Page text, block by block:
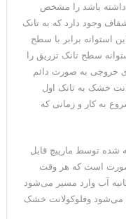
داشته باشد را مشخص
وجود دارد که به تانک
استوانه برابر با سطح
سطح تانک تزریق را
خروجی به صورت دائم
خشک به تانک اول
به کار و زمانی که
شده توسط مارپیچ قابل
است که هر وقت
آب وارد مسیر می‌شود
می‌شود وفلوکولانت خشک